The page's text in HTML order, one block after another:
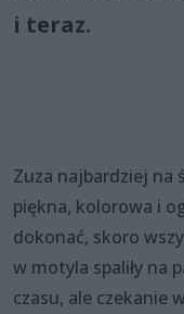
i teraz.
Zuza najbardziej na
piękna, kolorowa i
dokonać, skoro
w motyla spaliły na
czasu, ale czekanie